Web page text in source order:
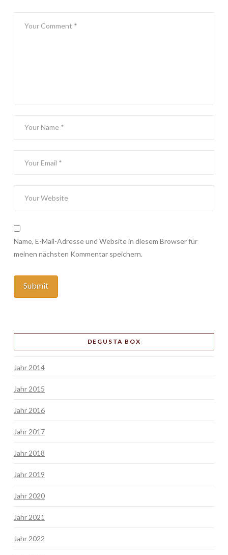
Name, E-Mail-Adresse und Website in diesem Browser für
meinen nächsten Kommentar speichern.
DEGUSTA BOX
Jahr 2014
Jahr 2015
Jahr 2016
Jahr 2017
Jahr 2018
Jahr 2019
Jahr 2020
Jahr 2021
Jahr 2022